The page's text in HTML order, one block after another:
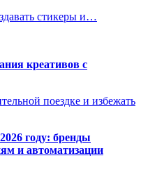
стикеры и…
креативов с
поездке и избежать
году: бренды
и автоматизации